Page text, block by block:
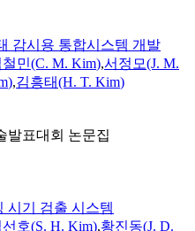
감시용 통합시스템 개발
철민(C. M. Kim),서정모(J. M.
),김흥태(H. T. Kim)
발표대회 논문집
시기 검출 시스템
선호(S. H. Kim),황진동(J. D.